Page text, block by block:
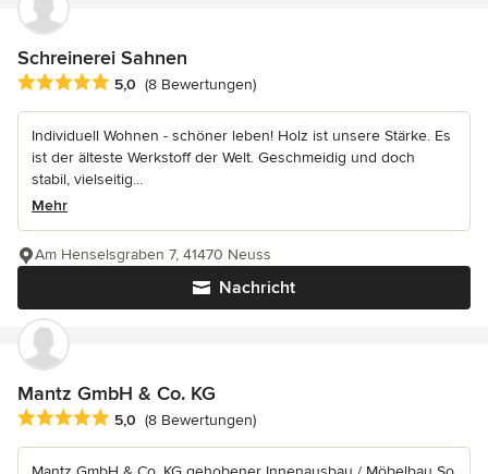
Schreinerei Sahnen
Durchschnittliche Bewertung: 5 von 5 Sternen
5,0 (8 Bewertungen)
Individuell Wohnen - schöner leben! Holz ist unsere Stärke. Es
ist der älteste Werkstoff der Welt. Geschmeidig und doch
stabil, vielseitig...
Mehr
Nachricht
Am Henselsgraben 7, 41470 Neuss
Mantz GmbH & Co. KG
Durchschnittliche Bewertung: 5 von 5 Sternen
5,0 (8 Bewertungen)